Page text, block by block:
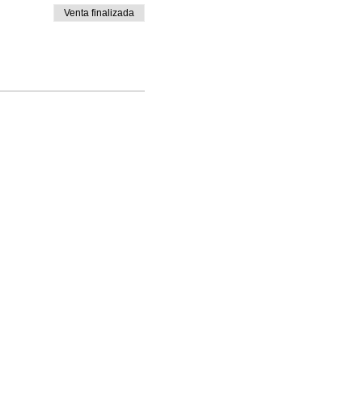
Venta finalizada